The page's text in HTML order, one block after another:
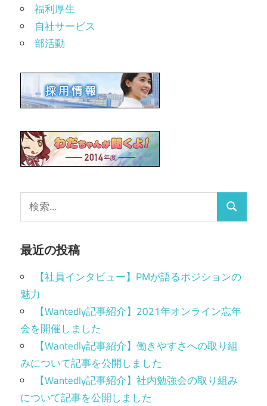
福利厚生
自社サービス
部活動
最近の投稿
【社員インタビュー】PMが語るポジションの
魅力
【Wantedly記事紹介】2021年オンライン忘年
会を開催しました
【Wantedly記事紹介】働きやすさへの取り組
みについて記事を公開しました
【Wantedly記事紹介】社内勉強会の取り組み
について記事を公開しました